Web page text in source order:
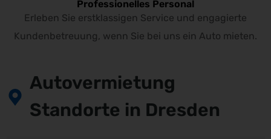
Professionelles Personal
Erleben Sie erstklassigen Service und engagierte
Kundenbetreuung, wenn Sie bei uns ein Auto mieten.
Autovermietung
Standorte in Dresden